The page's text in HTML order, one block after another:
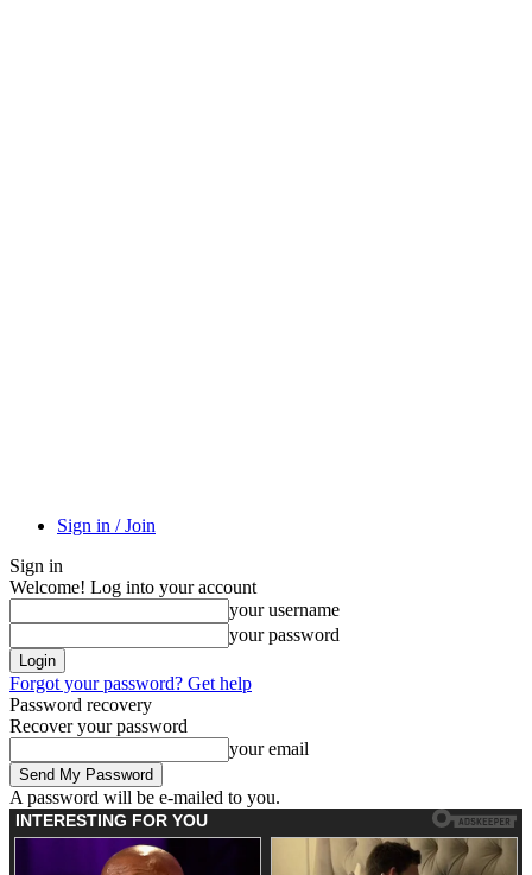
Sign in / Join
Sign in
Welcome! Log into your account
your username
your password
Forgot your password? Get help
Password recovery
Recover your password
your email
A password will be e-mailed to you.